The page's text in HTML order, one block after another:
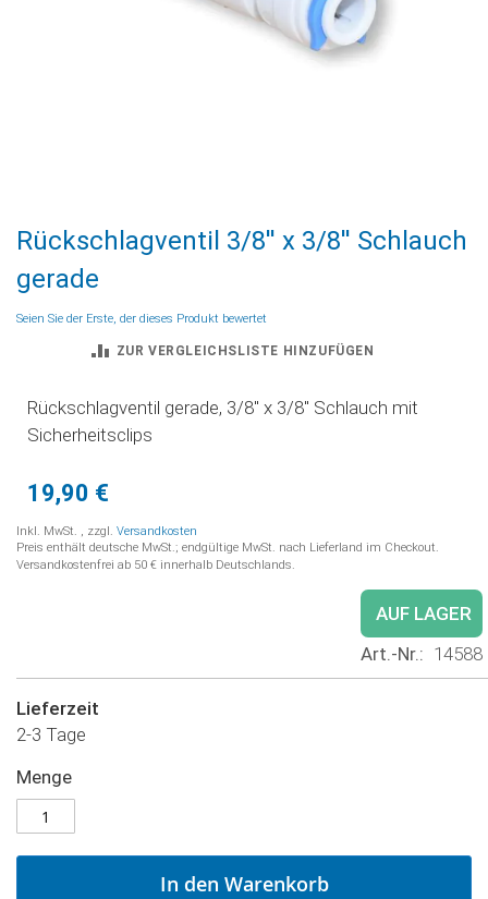
Anfang
Bildgalerie
springen
Rückschlagventil 3/8'' x 3/8'' Schlauch
gerade
Seien Sie der Erste, der dieses Produkt bewertet
ZUR VERGLEICHSLISTE HINZUFÜGEN
Rückschlagventil gerade, 3/8'' x 3/8'' Schlauch mit
Sicherheitsclips
19,90 €
Inkl. MwSt. , zzgl. Versandkosten
Preis enthält deutsche MwSt.; endgültige MwSt. nach Lieferland im Checkout.
Versandkostenfrei ab 50 € innerhalb Deutschlands.
AUF LAGER
Art.-Nr.
14588
Lieferzeit
2-3 Tage
Menge
In den Warenkorb